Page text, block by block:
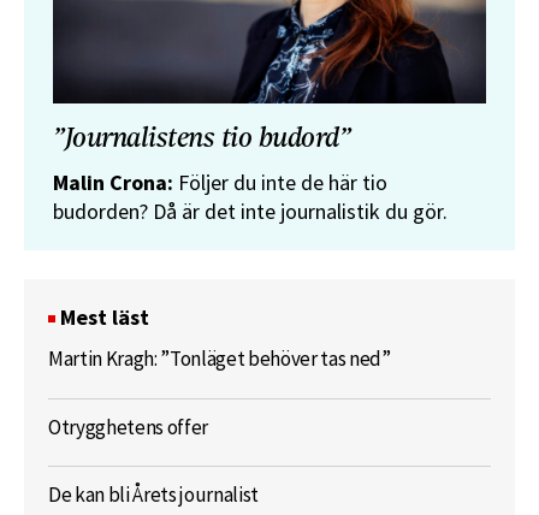
”Journalistens tio budord”
Malin Crona: Följer du inte de här tio
budorden? Då är det inte journalistik du gör.
Mest läst
Martin Kragh: ”Tonläget behöver tas ned”
Otrygghetens offer
De kan bli Årets journalist